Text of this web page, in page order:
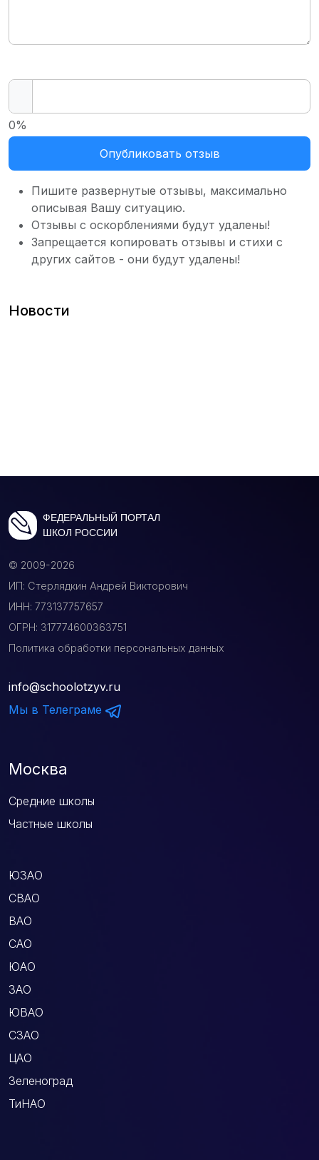
Опубликовать отзыв
0%
Пишите развернутые отзывы, максимально
описывая Вашу ситуацию.
Отзывы с оскорблениями будут удалены!
Запрещается копировать отзывы и стихи с
других сайтов - они будут удалены!
Новости
ФЕДЕРАЛЬНЫЙ ПОРТАЛ
ШКОЛ РОССИИ
© 2009-2026
ИП: Стерлядкин Андрей Викторович
ИНН: 773137757657
ОГРН: 317774600363751
Политика обработки персональных данных
info@schoolotzyv.ru
Мы в Телеграме
Москва
Средние школы
Частные школы
ЮЗАО
СВАО
ВАО
САО
ЮАО
ЗАО
ЮВАО
СЗАО
ЦАО
Зеленоград
ТиНАО